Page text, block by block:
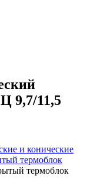
9,7/11,5
и конические
термоблок
термоблок